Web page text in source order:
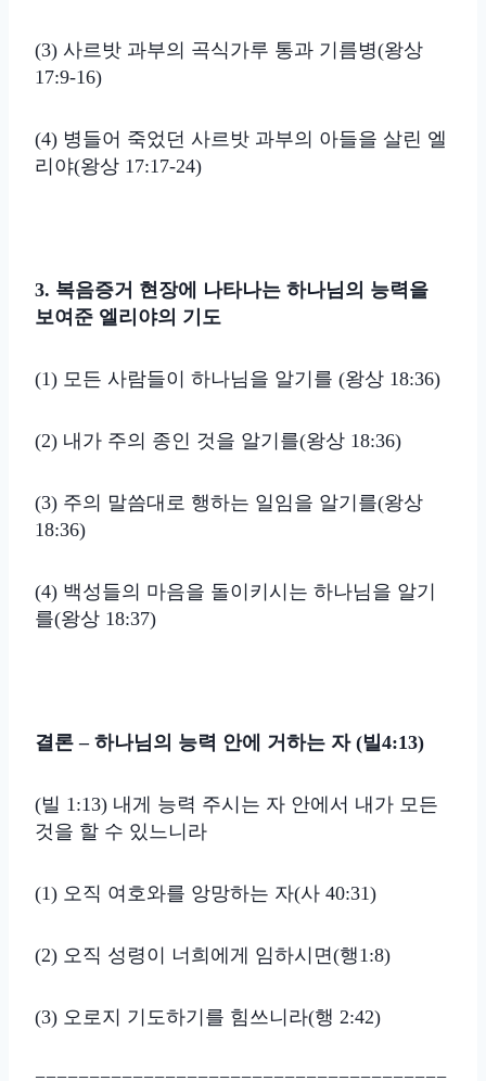
(3) 사르밧 과부의 곡식가루 통과 기름병(왕상
17:9-16)
(4) 병들어 죽었던 사르밧 과부의 아들을 살린 엘
리야(왕상 17:17-24)
3. 복음증거 현장에 나타나는 하나님의 능력을
보여준 엘리야의 기도
(1) 모든 사람들이 하나님을 알기를 (왕상 18:36)
(2) 내가 주의 종인 것을 알기를(왕상 18:36)
(3) 주의 말씀대로 행하는 일임을 알기를(왕상
18:36)
(4) 백성들의 마음을 돌이키시는 하나님을 알기
를(왕상 18:37)
결론 – 하나님의 능력 안에 거하는 자 (빌4:13)
(빌 1:13) 내게 능력 주시는 자 안에서 내가 모든
것을 할 수 있느니라
(1) 오직 여호와를 앙망하는 자(사 40:31)
(2) 오직 성령이 너희에게 임하시면(행1:8)
(3) 오로지 기도하기를 힘쓰니라(행 2:42)